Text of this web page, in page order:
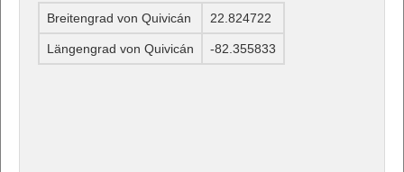
Breitengrad von Quivicán 22.824722
Längengrad von Quivicán -82.355833